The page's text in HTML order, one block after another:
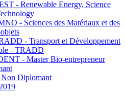
- Renewable Energy, Science
- Sciences des Matériaux et des
- Transport et Développement
- TRADD
- Master Bio-entrepreneur
Diplomant